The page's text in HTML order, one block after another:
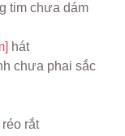
tim chưa dám
hát
réo rắt